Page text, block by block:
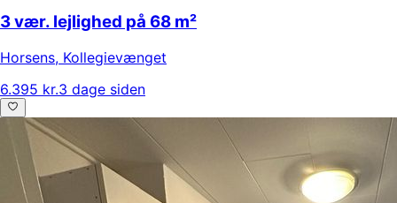
3 vær. lejlighed på 68 m²
Horsens, Kollegievænget
6.395 kr.3 dage siden